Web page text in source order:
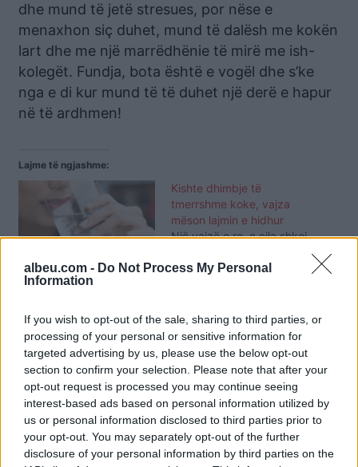
albeu.com - Do Not Process My Personal
Information
If you wish to opt-out of the sale, sharing to third parties, or
processing of your personal or sensitive information for
targeted advertising by us, please use the below opt-out
section to confirm your selection. Please note that after your
opt-out request is processed you may continue seeing
interest-based ads based on personal information utilized by
us or personal information disclosed to third parties prior to
your opt-out. You may separately opt-out of the further
disclosure of your personal information by third parties on the
dhe mund të jetë stresues, por nëse e
menaxhon siç duhet, mund të dalësh me kokën
lart dhe me një marrëdhënie të mirë me ish-
kolegët. Fundja, bota është e vogël dhe s’ke
nga e di kur mund të të duhet një derë e hapur
në të ardhmen!
Lajme të ngjashme:
A duhet të pini ujë gjatë
ngrënies?!
Kishte dhimbje të
tmerrshme koke, vajza
mëson lajmin e hidhur
Një vajzë e re, e cila shkoi
vuante nga dhimbje të
tumor masiv. 26 – vjeçarja
Rebecca Lloyd nga Uellsi
shkoi në punë për herë të
fundit më 16 Shkurt dhe
që prej asaj kohe ajo…
E frikshme! Ja çfarë
ndodh me trupin nëse nuk
konsumojmë shumë ujë
gjatë ditës